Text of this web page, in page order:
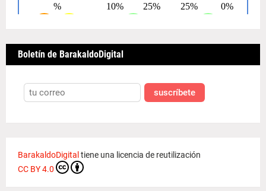
Boletín de BarakaldoDigital
suscríbete
BarakaldoDigital tiene una licencia de reutilización
CC BY 4.0